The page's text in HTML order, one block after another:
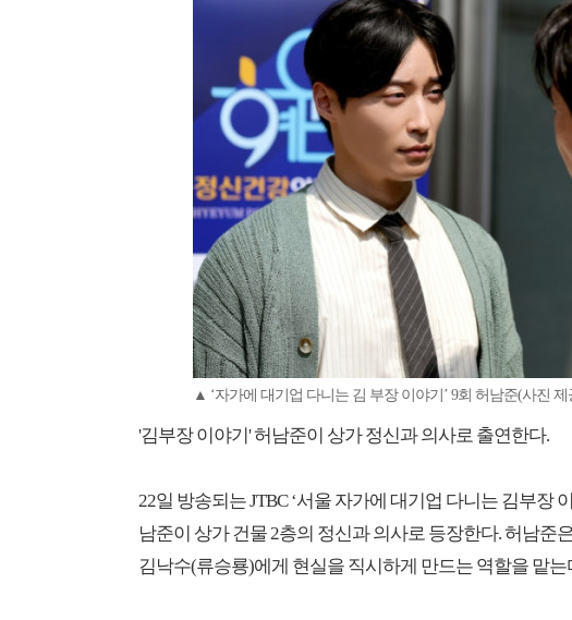
▲ ‘자가에 대기업 다니는 김 부장 이야기’ 9회 허남준(사진
'김부장 이야기' 허남준이 상가 정신과 의사로 출연한다.
22일 방송되는 JTBC ‘서울 자가에 대기업 다니는 김부장
남준이 상가 건물 2층의 정신과 의사로 등장한다. 허남준
김낙수(류승룡)에게 현실을 직시하게 만드는 역할을 맡는